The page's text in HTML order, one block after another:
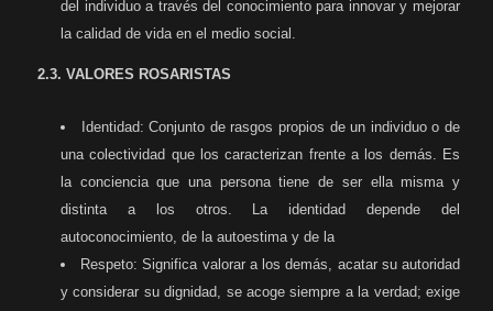
del individuo a través del conocimiento para innovar y mejorar
la calidad de vida en el medio social.
2.3. VALORES ROSARISTAS
Identidad: Conjunto de rasgos propios de un individuo o de
una colectividad que los caracterizan frente a los demás. Es
la conciencia que una persona tiene de ser ella mis­ma y
distinta a los otros. La identidad depende del
autoconocimiento, de la autoestima y de la
Respeto: Significa valorar a los demás, acatar su autoridad
y considerar su dignidad, se acoge siempre a la verdad; exige